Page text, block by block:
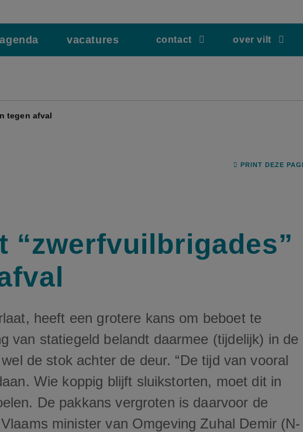
agenda vacatures contact over vilt
tegen afval
PRINT DEZE
“zwerfvuilbrigades”
heeft een grotere kans om beboet te
van statiegeld belandt daarmee (tijdelijk) in de
de stok achter de deur. “De tijd van vooral
Wie koppig blijft sluikstorten, moet dit in
De pakkans vergroten is daarvoor de
minister van Omgeving Zuhal Demir (N-